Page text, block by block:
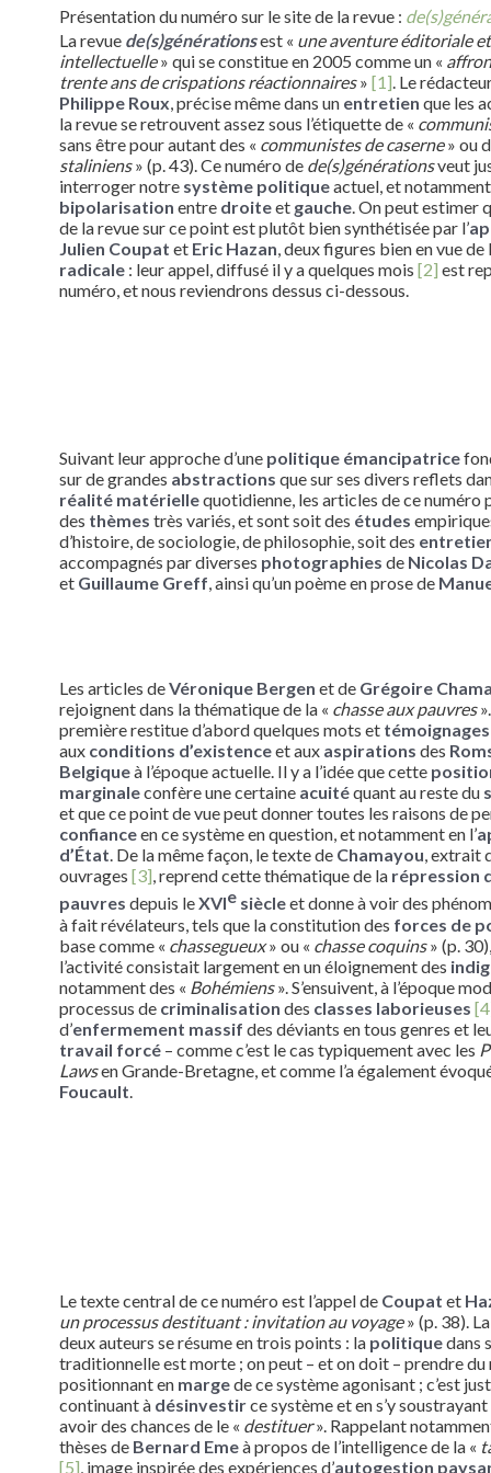
Présentation du numéro sur le site de la revue :
La revue de(s)générationsest « une aventure éditoriale et
intellectuelle» qui se constitue en 2005 comme un «
trente ans de crispations réactionnaires» [1]. Le
Philippe Roux, précise même dans un entretien que les
la revue se retrouvent assez sous l’étiquette de «
sans être pour autant des « communistes de caserne» ou
staliniens» (p. 43). Ce numéro de de(s)générationsveut
interroger notre système politiqueactuel, et
bipolarisation entre droiteet gauche. On peut estimer
de la revue sur ce point est plutôt bien synthétisée par l’
Julien Coupat et Eric Hazan, deux figures bien en vue de
radicale : leur appel, diffusé il y a quelques mois [2] est
numéro, et nous reviendrons dessus ci-dessous.
Suivant leur approche d’une politique émancipatrice
sur de grandes abstractions que sur ses divers reflets
réalité matériellequotidienne, les articles de ce numéro
des thèmes très variés, et sont soit des études
d’histoire, de sociologie, de philosophie, soit des
accompagnés par diverses photographies de Nicolas
et Guillaume Greff, ainsi qu’un poème en prose de
Les articles deVéronique Bergen et de Grégoire
rejoignent dans la thématique de la « chasse aux pauvres
première restitue d’abord quelques mots et
aux conditions d’existenceet aux aspirations des
Belgiqueà l’époque actuelle. Il y a l’idée que cette
marginaleconfère une certaine acuitéquant au reste du
et que ce point de vue peut donner toutes les raisons de
confianceen ce système en question, et notamment en l’
d’État. De la même façon, le texte de Chamayou, extrait
ouvrages [3], reprend cette thématique de la répression
pauvres depuis leXVIe siècleet donne à voir des
à fait révélateurs, tels que la constitution des forces de
base comme « chassegueux» ou « chasse coquins» (p.
l’activité consistait largement en un éloignement des
notamment des « Bohémiens». S’ensuivent, à l’époque
processus de criminalisation des classes laborieuses
d’enfermement massif des déviants en tous genres et
travail forcé – comme c’est le cas typiquement avec les
Lawsen Grande-Bretagne, et comme l’a également
Foucault
Le texte central de ce numéro est l’appel de Coupat et
un processus destituant : invitation au voyage» (p. 38).
deux auteurs se résume en trois points : la politiquedans
traditionnelle est morte ; on peut – et on doit – prendre du
positionnant en margede ce système agonisant ; c’est
continuant à désinvestirce système et en s’y soustrayant
avoir des chances de le « destituer». Rappelant
thèses de Bernard Emeà propos de l’intelligence de la «
[5] , image inspirée des expériences d’autogestion